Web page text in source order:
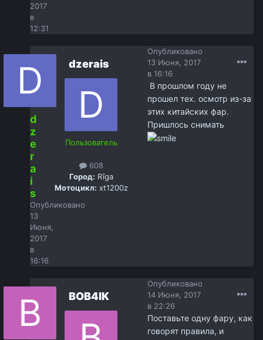
2017
в
12:31
d
z
e
r
a
i
s
Опубликовано
13
Июня,
2017
в
16:16
dzerais
Пользователь
608
Город: Rīga
Мотоцикл: xt1200z
Опубликовано
13 Июня, 2017
в 16:16
В прошлом году не
прошел тех. осмотр из-за
этих китайских фар.
Пришлось снимать
BOB4IK
Опубликовано
14 Июня, 2017
в 22:26
Поставьте одну фару, как
говорят правила, и